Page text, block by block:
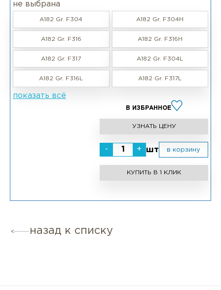
не выбрана
A182 Gr. F304 A182 Gr. F304H
A182 Gr. F316 A182 Gr. F316H
A182 Gr. F317 A182 Gr. F304L
A182 Gr. F316L A182 Gr. F317L
показать всё
В ИЗБРАННОЕ
УЗНАТЬ ЦЕНУ
- + шт в корзину
КУПИТЬ В 1 КЛИК
назад к списку